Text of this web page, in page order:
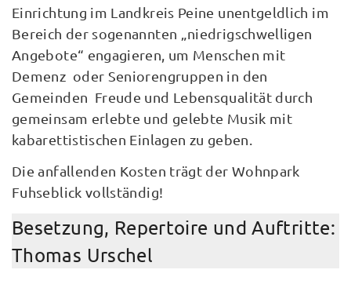
Einrichtung im Landkreis Peine unentgeldlich im
Bereich der sogenannten „niedrigschwelligen
Angebote“ engagieren, um Menschen mit
Demenz oder Seniorengruppen in den
Gemeinden Freude und Lebensqualität durch
gemeinsam erlebte und gelebte Musik mit
kabarettistischen Einlagen zu geben.
Die anfallenden Kosten trägt der Wohnpark
Fuhseblick vollständig!
Besetzung, Repertoire und Auftritte:
Thomas Urschel